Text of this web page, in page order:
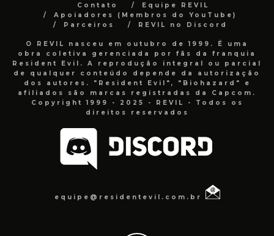
Contato
Equipe REVIL
Apoiadores (Membros do YouTube)
Parceiros
REVIL no Discord
O REVIL nasceu em outubro de 1999. É uma
obra coletiva gerenciada por fãs da franquia
Resident Evil. A reprodução integral ou parcial
de qualquer conteúdo depende da autorização
dos autores. "Resident Evil", "Biohazard" e
afiliados são marcas registradas da Capcom.
Copyright 1999 - 2025 - REVIL - Todos os
direitos reservados
equipe@residentevil.com.br